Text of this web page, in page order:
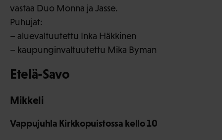
vastaa Duo Monna ja Jasse.
Puhujat:
– aluevaltuutettu Inka Häkkinen
– kaupunginvaltuutettu Mika Byman
Etelä-Savo
Mikkeli
Vappujuhla Kirkkopuistossa kello 10